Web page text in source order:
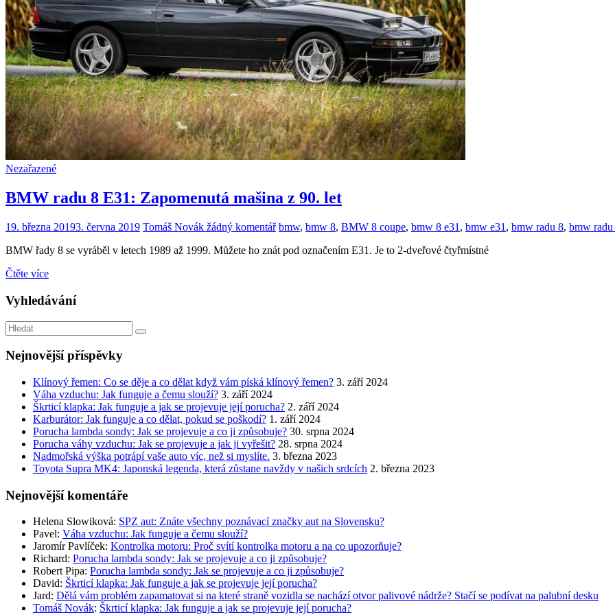
Nezařazené
BMW radu 8 E31: Zapomenutá mašina z 90. let
19. března 20193. června 2019 Tomáš Novák žádný komentář bmw, bmw 8, BMW 8 coupe, bmw 8 e31 , bmw e31 , bmw radu 8, bmw radu
BMW řady 8 se vyráběl v letech 1989 až 1999. Můžete ho znát pod označením E31. Je to 2-dveřové čtyřmístné
Čtěte více
Vyhledávání
Nejnovější příspěvky
Klínový řemen: Co se děje a co dělat když vám píská klínový řemen? 3. září 2024
Váha vzduchu: Jak funguje a čemu slouží? 3. září 2024
Škrticí klapka: Jak funguje a jak se projevuje její porucha? 2. září 2024
Karburátor: Jak funguje a co dělat, pokud se poškodí? 1. září 2024
Porucha lambda sondy: Jak se projevuje a co ji způsobuje? 30. srpna 2024
Porucha váhy vzduchu: Jak se projevuje a jak ji vyřešit? 28. srpna 2024
Nadmořská výška potrápí vaše auto víc, než si myslíte. 3. března 2023
Toyota Supra MK4: Japonská legenda, která zůstane navždy v našich srdcích 2. března 2023
Nejnovější komentáře
Helena Slowiková: SPZ aut: Znáte všechny poznávací značky aut na Slovensku?
Pavel: Váha vzduchu: Jak funguje a čemu slouží?
Jaromír Pavlíček: Kontrolka motoru: Proč svítí kontrolka motoru a na co upozorňuje?
Richard: Porucha lambda sondy: Jak se projevuje a co ji způsobuje?
Robert Pipa: Porucha lambda sondy: Jak se projevuje a co ji způsobuje?
David: Škrticí klapka: Jak funguje a jak se projevuje její porucha?
Jard: Dělá vám problém zapamatovat si na které straně vozidla se nachází otvor palivové nádrže? Stačí se podívat na palubní desku
Tomáš Novák: Škrticí klapka: Jak funguje a jak se projevuje její porucha?